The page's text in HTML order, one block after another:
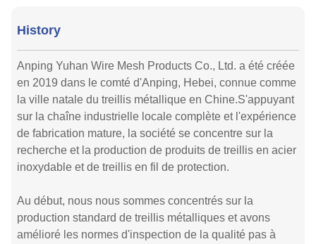
History
Anping Yuhan Wire Mesh Products Co., Ltd. a été créée
en 2019 dans le comté d'Anping, Hebei, connue comme
la ville natale du treillis métallique en Chine.S'appuyant
sur la chaîne industrielle locale complète et l'expérience
de fabrication mature, la société se concentre sur la
recherche et la production de produits de treillis en acier
inoxydable et de treillis en fil de protection.
Au début, nous nous sommes concentrés sur la
production standard de treillis métalliques et avons
amélioré les normes d'inspection de la qualité pas à